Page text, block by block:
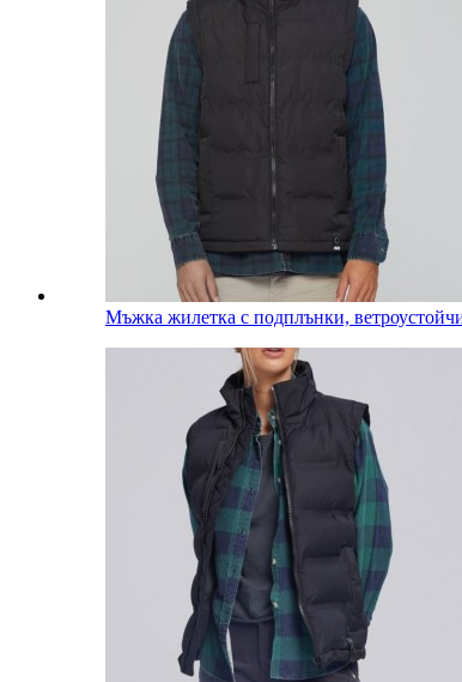
Мъжка жилетка с подплънки,